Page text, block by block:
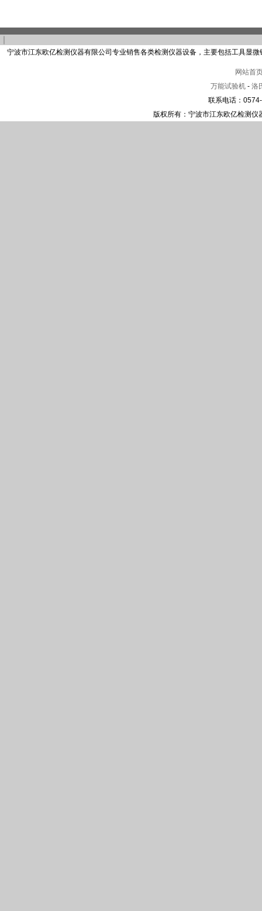
宁波市江东欧亿检测仪器有限公司专业销售各类检测仪器设备，主要包括工具显
网站首
万能试验机 - 洛
联系电话：
版权所有：宁波市江东欧亿检测